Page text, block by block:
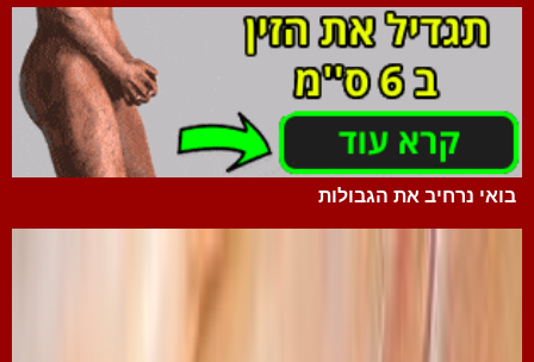
בואי נרחיב את הגבולות